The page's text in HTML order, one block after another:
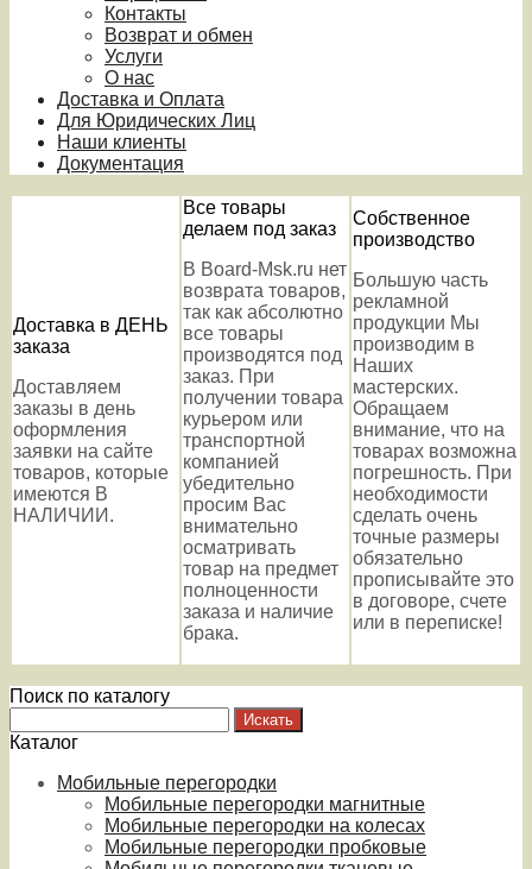
Контакты
Возврат и обмен
Услуги
О нас
Доставка и Оплата
Для Юридических Лиц
Наши клиенты
Документация
Доставка в ДЕНЬ
заказа
Доставляем
заказы в день
оформления
заявки на сайте
товаров, которые
имеются В
НАЛИЧИИ.
Все товары
делаем под заказ
В Board-Msk.ru нет
возврата товаров,
так как абсолютно
все товары
производятся под
заказ. При
получении товара
курьером или
транспортной
компанией
убедительно
просим Вас
внимательно
осматривать
товар на предмет
полноценности
заказа и наличие
брака.
Собственное
производство
Большую часть
рекламной
продукции Мы
производим в
Наших
мастерских.
Обращаем
внимание, что на
товарах возможна
погрешность. При
необходимости
сделать очень
точные размеры
обязательно
прописывайте это
в договоре, счете
или в переписке!
Поиск по каталогу
Каталог
Мобильные перегородки
Мобильные перегородки магнитные
Мобильные перегородки на колесах
Мобильные перегородки пробковые